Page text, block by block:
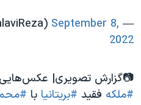
— Reza Pahlavi (@PahlaviReza)
September 8,
2022
📷گزارش تصویری| عکس‌هایی
#ملکه فقید #بریتانیا با